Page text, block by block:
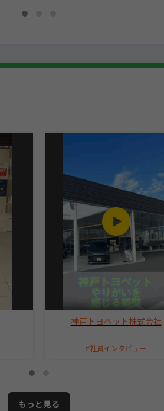
神戸トヨペット株式会社
社員インタビュー
もっと見る